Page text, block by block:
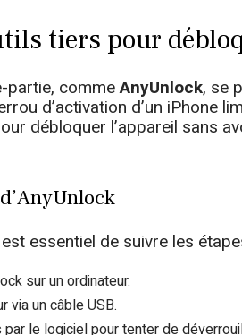
tiers pour
partie, commeAnyUnlock, se
d’activation d’un iPhone
débloquer l’appareil sans
essentiel de suivre les
sur un ordinateur.
via un câble USB.
le logiciel pour tenter de